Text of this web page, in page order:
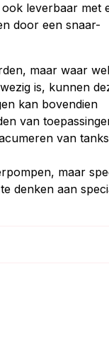
leverbaar met
door een snaar-
maar waar
is, kunnen
kan bovendien
van
van
maar
denken aan